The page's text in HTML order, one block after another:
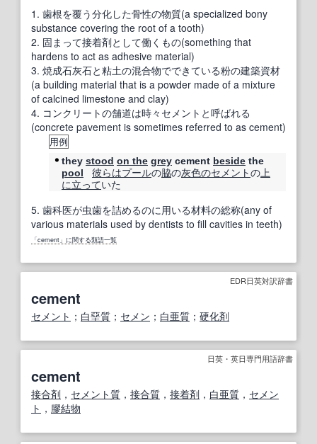
1. 歯根を覆う分化した骨性の物質(a specialized bony
substance covering the root of a tooth)
2. 固まって接着剤として働くもの(something that
hardens to act as adhesive material)
3. 焼成石灰石と粘土の混合物でできている粉の建築資材
(a building material that is a powder made of a mixture
of calcined limestone and clay)
4. コンクリートの舗道は時々セメントと呼ばれる
(concrete pavement is sometimes referred to as cement)
用例
they stood on the grey cement beside the
pool
彼らはプールの脇の灰色のセメントの上
に立っていた
5. 歯科医が虫歯を詰めるのに用いる材料の総称(any of
various materials used by dentists to fill cavities in teeth)
「cement」に関する類語一覧
EDR日英対訳辞書
cement
セメント ； 白堊質 ； セメン ； 白亜質 ； 硬化剤
日英・英日専門用語辞書
cement
接合剤 ， セメント質 ， 接合質 ， 接着剤 ， 白亜質 ， セメン
ト ， 膠結物